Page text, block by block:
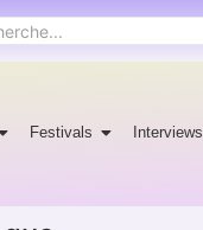
Festivals Interviews